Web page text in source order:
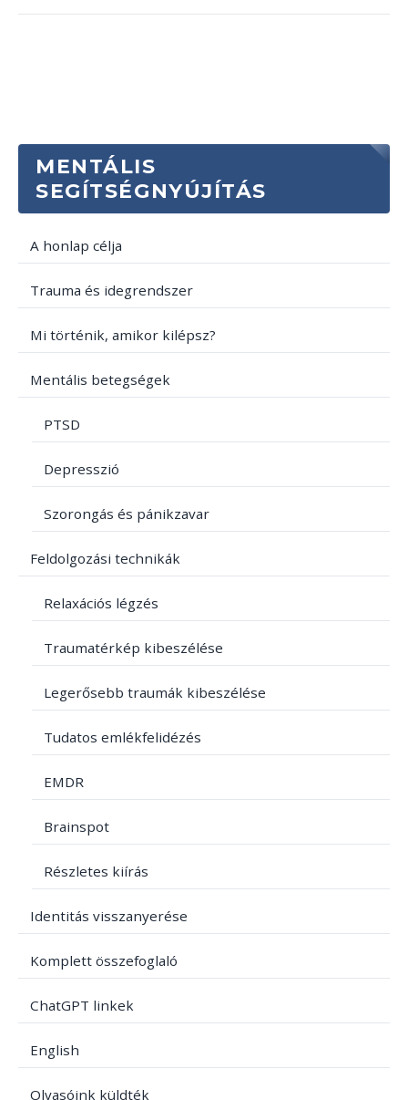
MENTÁLIS
SEGÍTSÉGNYÚJÍTÁS
A honlap célja
Trauma és idegrendszer
Mi történik, amikor kilépsz?
Mentális betegségek
PTSD
Depresszió
Szorongás és pánikzavar
Feldolgozási technikák
Relaxációs légzés
Traumatérkép kibeszélése
Legerősebb traumák kibeszélése
Tudatos emlékfelidézés
EMDR
Brainspot
Részletes kiírás
Identitás visszanyerése
Komplett összefoglaló
ChatGPT linkek
English
Olvasóink küldték